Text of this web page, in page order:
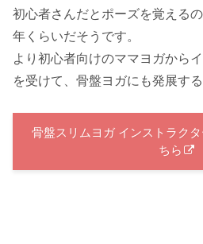
初心者さんだとポーズを覚える
年くらいだそうです。
より初心者向けのママヨガから
を受けて、骨盤ヨガにも発展す
骨盤スリムヨガ インストラク
ちら